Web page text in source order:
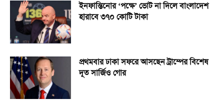
ইনফান্তিনোর ‘পক্ষে’ ভোট না দিলে বাংলাদেশ
হারাবে ৩৭০ কোটি টাকা
প্রথমবার ঢাকা সফরে আসছেন ট্রাম্পের বিশেষ
দূত সার্জিও গোর